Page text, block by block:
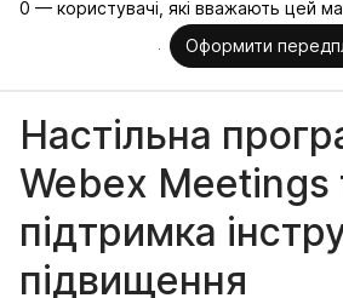
0 — користувачі, які вважають цей
Оформити
Настільна
Webex Meetings
підтримка
підвищення